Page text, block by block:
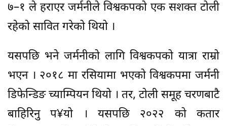
७–१ ले हराएर जर्मनीले विश्वकपको एक सशक्त टोली
रहेको सावित गरेको थियो ।
यसपछि भने जर्मनीको लागि विश्वकपको यात्रा राम्रो
भएन । २०१८ मा रसियामा भएको विश्वकपमा जर्मनी
डिफेन्डिङ च्याम्पियन थियो । तर, टोली समूह चरणबाटै
बाहिरिनु प¥यो । यसपछि २०२२ को कतार